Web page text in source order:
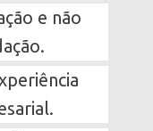
e não